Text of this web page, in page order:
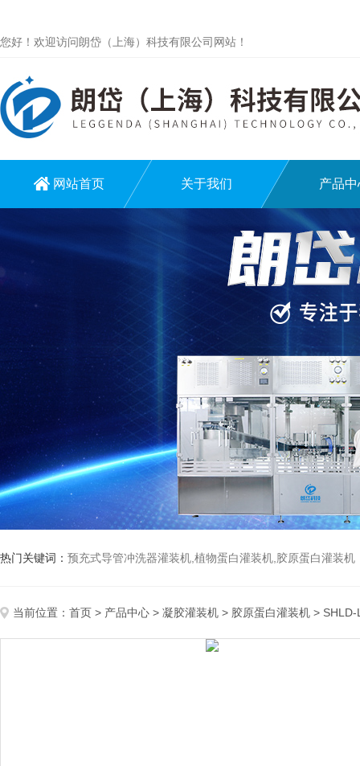
您好！欢迎访问朗岱（上海）科技有限公司网站！
网站首页 关于我们 产品中
热门关键词： 预充式导管冲洗器灌装机,植物蛋白灌装机,胶原蛋白灌装机
当前位置： 首页 > 产品中心 > 凝胶灌装机 > 胶原蛋白灌装机 > SHLD-